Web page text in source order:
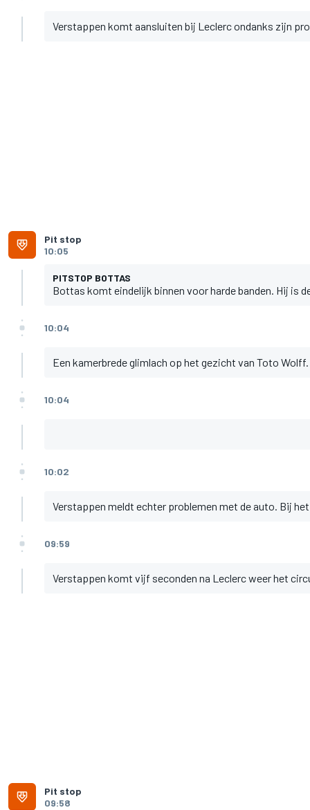
Verstappen komt aansluiten bij Leclerc ondanks zijn
Pit stop
10:05
PITSTOP BOTTAS
Bottas komt eindelijk binnen voor harde banden. Hij is
10:04
Een kamerbrede glimlach op het gezicht van Toto
10:04
10:02
Verstappen meldt echter problemen met de auto. Bij
09:59
Verstappen komt vijf seconden na Leclerc weer het
Pit stop
09:58